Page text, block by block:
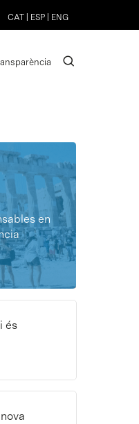
CAT ESP ENG
search
en
és